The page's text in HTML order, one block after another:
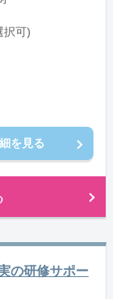
択可)
を見る
の研修サポー